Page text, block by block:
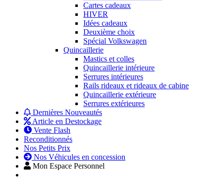
Cartes cadeaux
HIVER
Idées cadeaux
Deuxième choix
Spécial Volkswagen
Quincaillerie
Mastics et colles
Quincaillerie intérieure
Serrures intérieures
Rails rideaux et rideaux de cabine
Quincaillerie extérieure
Serrures extérieures
Dernières Nouveautés
Article en Destockage
Vente Flash
Reconditionnés
Nos Petits Prix
Nos Véhicules en concession
Mon Espace Personnel